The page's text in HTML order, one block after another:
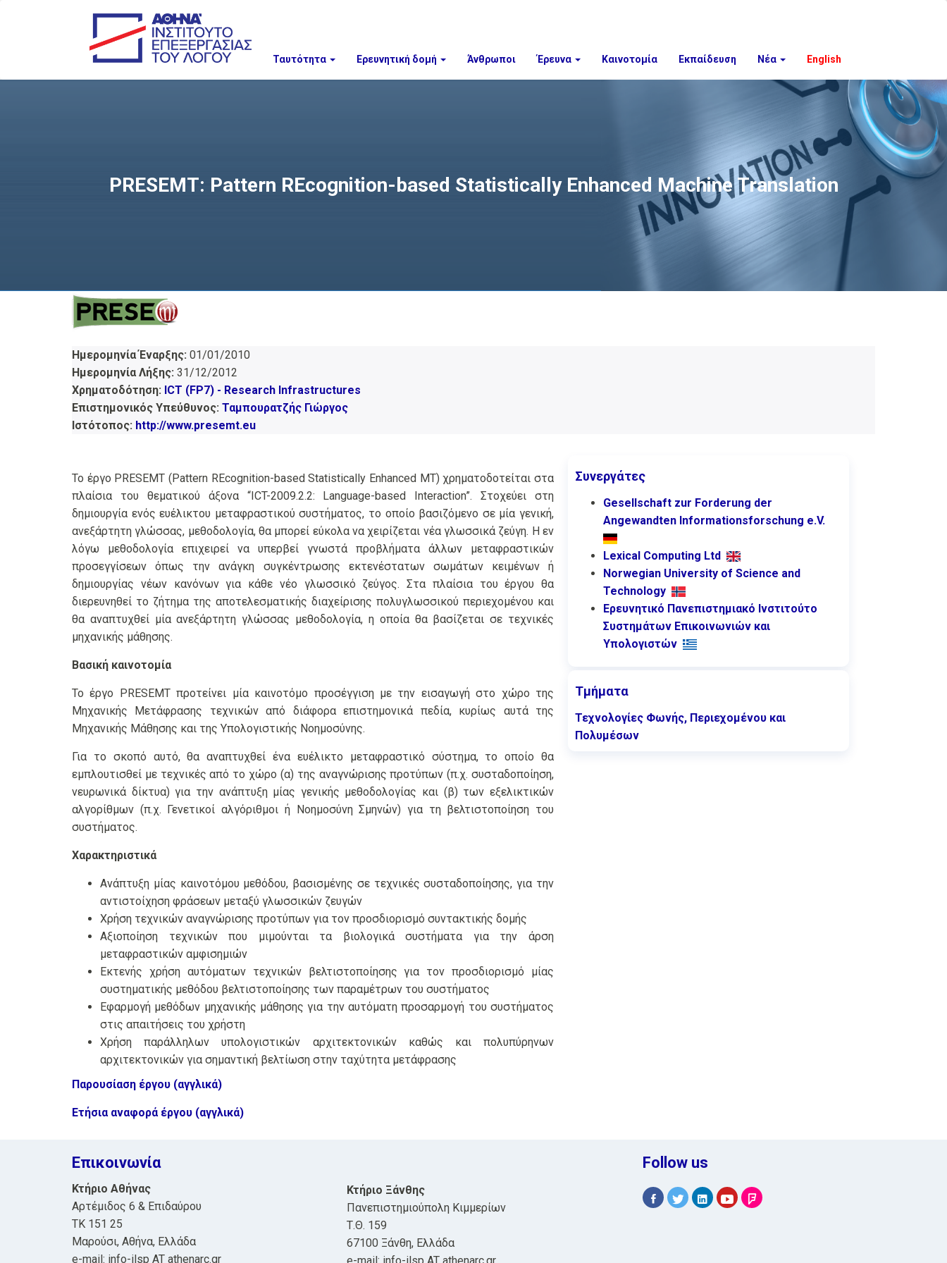
Ταυτότητα Ερευνητική δομή Άνθρωποι Έρευνα Καινοτομία Εκπαίδευση Νέα English
PRESEMT: Pattern REcognition-based Statistically Enhanced Machine Translation
Ημερομηνία Έναρξης: 01/01/2010
Ημερομηνία Λήξης: 31/12/2012
Χρηματοδότηση: ICT (FP7) - Research Infrastructures
Επιστημονικός Υπεύθυνος: Ταμπουρατζής Γιώργος
Ιστότοπος: http://www.presemt.eu
Το έργο PRESEMT (Pattern REcognition-based Statistically Enhanced MT) χρηματοδοτείται στα
πλαίσια του θεματικού άξονα “ICT-2009.2.2: Language-based Interaction”. Στοχεύει στη
δημιουργία ενός ευέλικτου μεταφραστικού συστήματος, το οποίο βασιζόμενο σε μία γενική,
ανεξάρτητη γλώσσας, μεθοδολογία, θα μπορεί εύκολα να χειρίζεται νέα γλωσσικά ζεύγη. Η εν
λόγω μεθοδολογία επιχειρεί να υπερβεί γνωστά προβλήματα άλλων μεταφραστικών
προσεγγίσεων όπως την ανάγκη συγκέντρωσης εκτενέστατων σωμάτων κειμένων ή
δημιουργίας νέων κανόνων για κάθε νέο γλωσσικό ζεύγος. Στα πλαίσια του έργου θα
διερευνηθεί το ζήτημα της αποτελεσματικής διαχείρισης πολυγλωσσικού περιεχομένου και
θα αναπτυχθεί μία ανεξάρτητη γλώσσας μεθοδολογία, η οποία θα βασίζεται σε τεχνικές
μηχανικής μάθησης.
Βασική καινοτομία
Το έργο PRESEMT προτείνει μία καινοτόμο προσέγγιση με την εισαγωγή στο χώρο της
Μηχανικής Μετάφρασης τεχνικών από διάφορα επιστημονικά πεδία, κυρίως αυτά της
Μηχανικής Μάθησης και της Υπολογιστικής Νοημοσύνης.
Για το σκοπό αυτό, θα αναπτυχθεί ένα ευέλικτο μεταφραστικό σύστημα, το οποίο θα
εμπλουτισθεί με τεχνικές από το χώρο (α) της αναγνώρισης προτύπων (π.χ. συσταδοποίηση,
νευρωνικά δίκτυα) για την ανάπτυξη μίας γενικής μεθοδολογίας και (β) των εξελικτικών
αλγορίθμων (π.χ. Γενετικοί αλγόριθμοι ή Νοημοσύνη Σμηνών) για τη βελτιστοποίηση του
συστήματος.
Χαρακτηριστικά
Ανάπτυξη μίας καινοτόμου μεθόδου, βασισμένης σε τεχνικές συσταδοποίησης, για την
αντιστοίχηση φράσεων μεταξύ γλωσσικών ζευγών
Χρήση τεχνικών αναγνώρισης προτύπων για τον προσδιορισμό συντακτικής δομής
Αξιοποίηση τεχνικών που μιμούνται τα βιολογικά συστήματα για την άρση
μεταφραστικών αμφισημιών
Εκτενής χρήση αυτόματων τεχνικών βελτιστοποίησης για τον προσδιορισμό μίας
συστηματικής μεθόδου βελτιστοποίησης των παραμέτρων του συστήματος
Εφαρμογή μεθόδων μηχανικής μάθησης για την αυτόματη προσαρμογή του συστήματος
στις απαιτήσεις του χρήστη
Χρήση παράλληλων υπολογιστικών αρχιτεκτονικών καθώς και πολυπύρηνων
αρχιτεκτονικών για σημαντική βελτίωση στην ταχύτητα μετάφρασης
Παρουσίαση έργου (αγγλικά)
Ετήσια αναφορά έργου (αγγλικά)
Συνεργάτες
Gesellschaft zur Forderung der
Angewandten Informationsforschung e.V.
Lexical Computing Ltd
Norwegian University of Science and
Technology
Ερευνητικό Πανεπιστημιακό Ινστιτούτο
Συστημάτων Επικοινωνιών και
Υπολογιστών
Τμήματα
Τεχνολογίες Φωνής, Περιεχομένου και
Πολυμέσων
Επικοινωνία
Κτήριο Αθήνας
Αρτέμιδος 6 & Επιδαύρου
ΤΚ 151 25
Μαρούσι, Αθήνα, Ελλάδα
e-mail: info-ilsp AT athenarc.gr
Κτήριο Ξάνθης
Πανεπιστημιούπολη Κιμμερίων
Τ.Θ. 159
67100 Ξάνθη, Ελλάδα
Follow us